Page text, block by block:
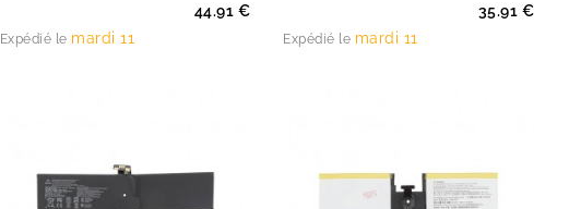
44.91 €
Expédié le mardi 11
35.91 €
Expédié le mardi 11